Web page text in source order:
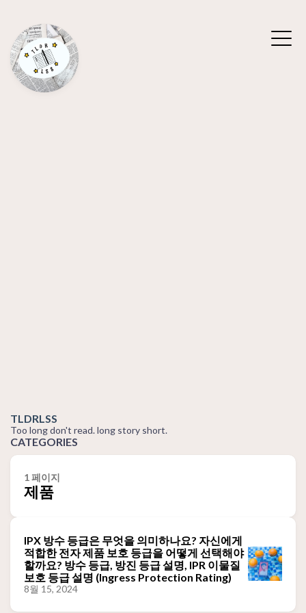
TLDRLSS
Too long don't read. long story short.
CATEGORIES
1 페이지
제품
IPX 방수 등급은 무엇을 의미하나요? 자신에게
적합한 전자 제품 보호 등급을 어떻게 선택해야
할까요? 방수 등급, 방진 등급 설명, IPR 이물질
보호 등급 설명 (Ingress Protection Rating)
8월 15, 2024